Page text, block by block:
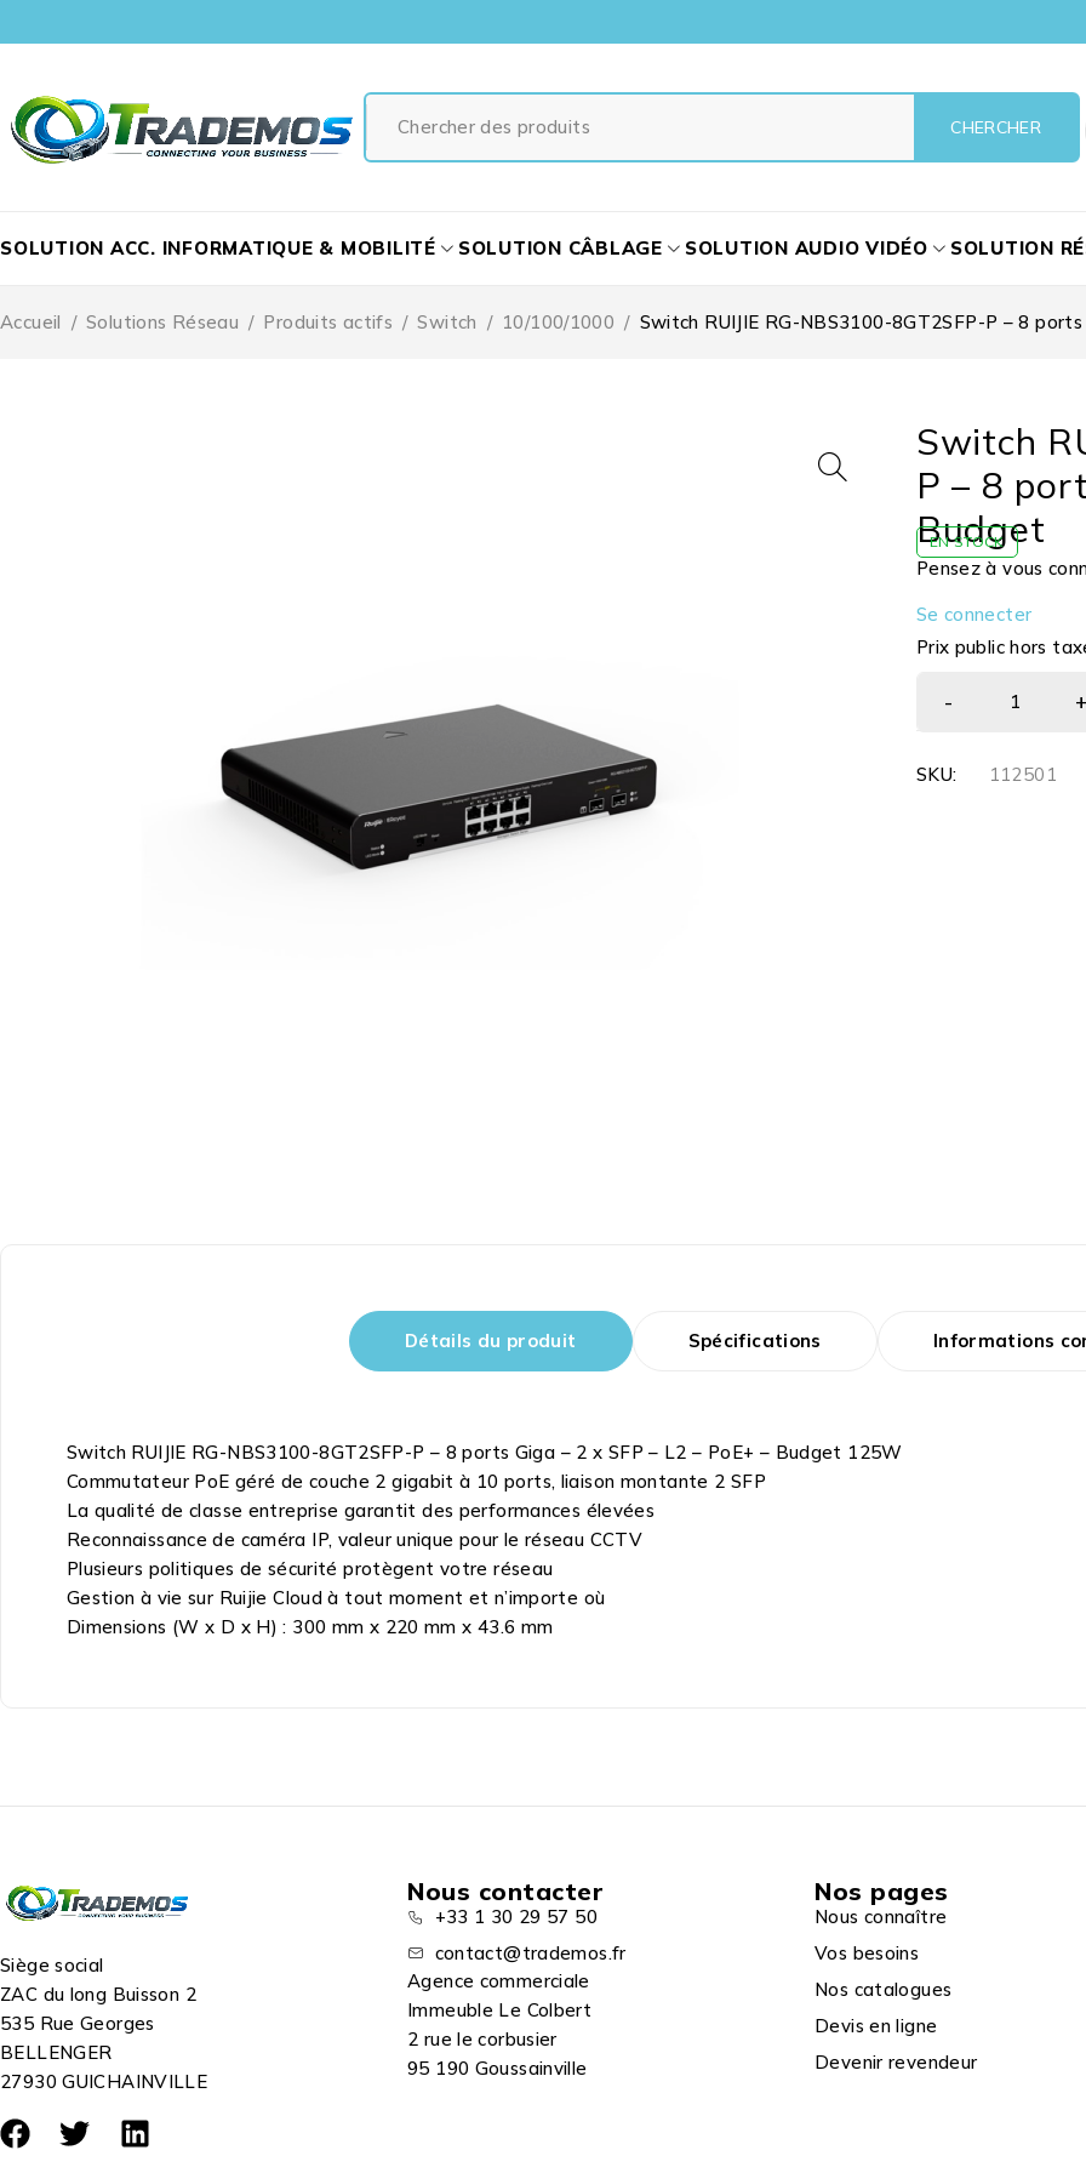
SOLUTION ACC. INFORMATIQUE & MOBILITÉ SOLUTION CÂBLAGE SOLUTION AUDIO VIDÉO SOLUTION
Accueil / Solutions Réseau / Produits actifs / Switch / 10/100/1000 / Switch RUIJIE RG-NBS3100-8GT2SFP-P – 8
Switch
P – 8
Budget
EN STOCK
Pensez à vous
Se connecter
Prix public hors
SKU: 112501
Détails du produit Spécifications Informations
Switch RUIJIE RG-NBS3100-8GT2SFP-P – 8 ports Giga – 2 x SFP – L2 – PoE+ – Budget 125W
Commutateur PoE géré de couche 2 gigabit à 10 ports, liaison montante 2 SFP
La qualité de classe entreprise garantit des performances élevées
Reconnaissance de caméra IP, valeur unique pour le réseau CCTV
Plusieurs politiques de sécurité protègent votre réseau
Gestion à vie sur Ruijie Cloud à tout moment et n’importe où
Dimensions (W x D x H) : 300 mm x 220 mm x 43.6 mm
Siège social
ZAC du long Buisson 2
535 Rue Georges
BELLENGER
27930 GUICHAINVILLE
Nous contacter
+33 1 30 29 57 50
contact@trademos.fr
Agence commerciale
Immeuble Le Colbert
2 rue le corbusier
95 190 Goussainville
Nos pages
Nous connaître
Vos besoins
Nos catalogues
Devis en ligne
Devenir revendeur